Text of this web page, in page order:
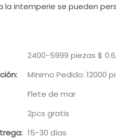
la intemperie se pueden
2400-5999 piezas $
Mínimo Pedido: 12000
Flete de mar
2pcs gratis
15-30 días